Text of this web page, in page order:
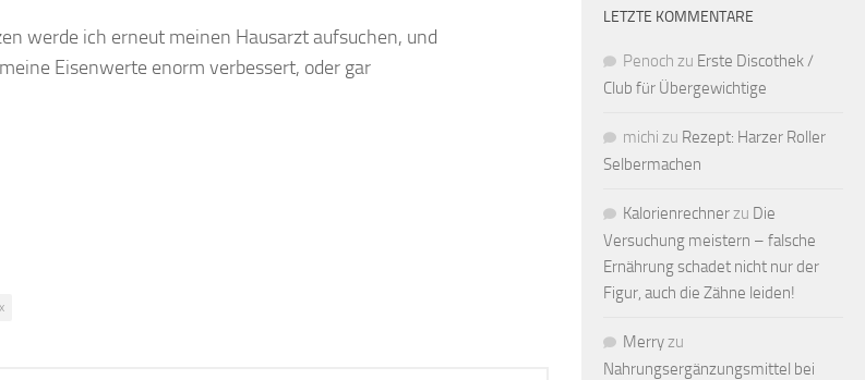
werde ich erneut meinen Hausarzt aufsuchen, und
Eisenwerte enorm verbessert, oder gar
LETZTE KOMMENTARE
Penoch zu Erste Discothek /
Club für Übergewichtige
michi zu Rezept: Harzer Roller
Selbermachen
Kalorienrechnerzu Die
Versuchung meistern – falsche
Ernährung schadet nicht nur der
Figur, auch die Zähne leiden!
Merryzu
Nahrungsergänzungsmittel bei